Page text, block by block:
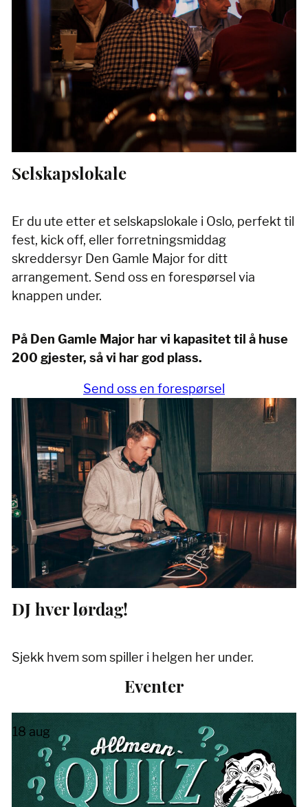
Selskapslokale
Er du ute etter et selskapslokale i Oslo, perfekt til
fest, kick off, eller forretningsmiddag
skreddersyr Den Gamle Major for ditt
arrangement. Send oss en forespørsel via
knappen under.
På Den Gamle Major har vi kapasitet til å huse
200 gjester, så vi har god plass.
Send oss en forespørsel
DJ hver lørdag!
Sjekk hvem som spiller i helgen her under.
Eventer
18 aug